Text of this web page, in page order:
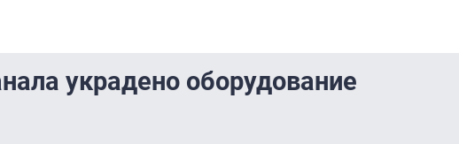
украдено оборудование